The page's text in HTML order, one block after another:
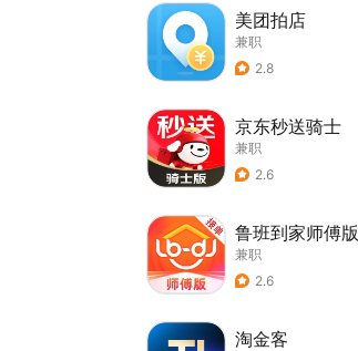
美团拍店
兼职
2.8
京东秒送骑士
兼职
2.6
鲁班到家师傅版
兼职
2.6
淘金客